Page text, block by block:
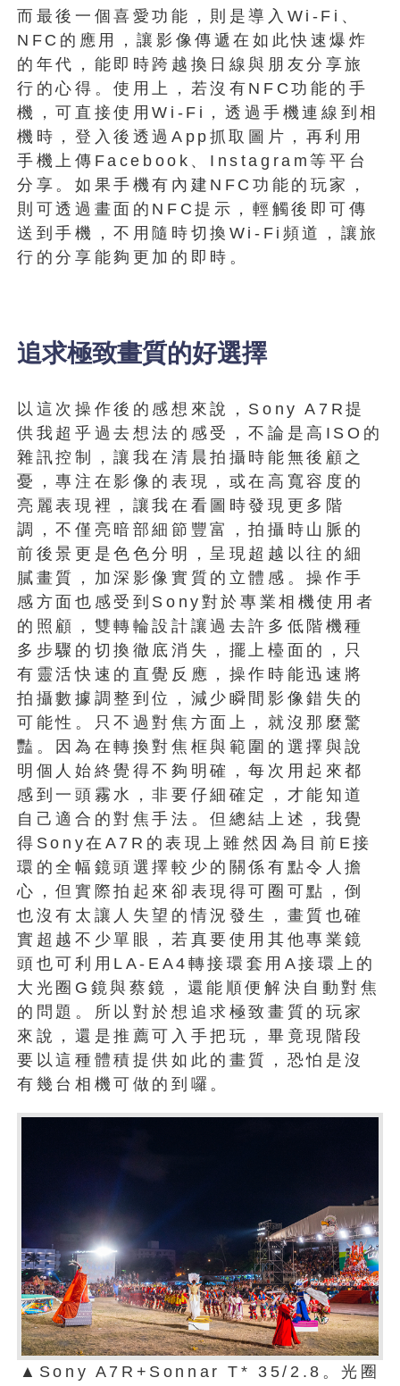
而最後一個喜愛功能，則是導入Wi-Fi、
NFC的應用，讓影像傳遞在如此快速爆炸
的年代，能即時跨越換日線與朋友分享旅
行的心得。使用上，若沒有NFC功能的手
機，可直接使用Wi-Fi，透過手機連線到相
機時，登入後透過App抓取圖片，再利用
手機上傳Facebook、Instagram等平台
分享。如果手機有內建NFC功能的玩家，
則可透過畫面的NFC提示，輕觸後即可傳
送到手機，不用隨時切換Wi-Fi頻道，讓旅
行的分享能夠更加的即時。
追求極致畫質的好選擇
以這次操作後的感想來說，Sony A7R提
供我超乎過去想法的感受，不論是高ISO的
雜訊控制，讓我在清晨拍攝時能無後顧之
憂，專注在影像的表現，或在高寬容度的
亮麗表現裡，讓我在看圖時發現更多階
調，不僅亮暗部細節豐富，拍攝時山脈的
前後景更是色色分明，呈現超越以往的細
膩畫質，加深影像實質的立體感。操作手
感方面也感受到Sony對於專業相機使用者
的照顧，雙轉輪設計讓過去許多低階機種
多步驟的切換徹底消失，擺上檯面的，只
有靈活快速的直覺反應，操作時能迅速將
拍攝數據調整到位，減少瞬間影像錯失的
可能性。只不過對焦方面上，就沒那麼驚
豔。因為在轉換對焦框與範圍的選擇與說
明個人始終覺得不夠明確，每次用起來都
感到一頭霧水，非要仔細確定，才能知道
自己適合的對焦手法。但總結上述，我覺
得Sony在A7R的表現上雖然因為目前E接
環的全幅鏡頭選擇較少的關係有點令人擔
心，但實際拍起來卻表現得可圈可點，倒
也沒有太讓人失望的情況發生，畫質也確
實超越不少單眼，若真要使用其他專業鏡
頭也可利用LA-EA4轉接環套用A接環上的
大光圈G鏡與蔡鏡，還能順便解決自動對焦
的問題。所以對於想追求極致畫質的玩家
來說，還是推薦可入手把玩，畢竟現階段
要以這種體積提供如此的畫質，恐怕是沒
有幾台相機可做的到囉。
▲Sony A7R+Sonnar T* 35/2.8。光圈